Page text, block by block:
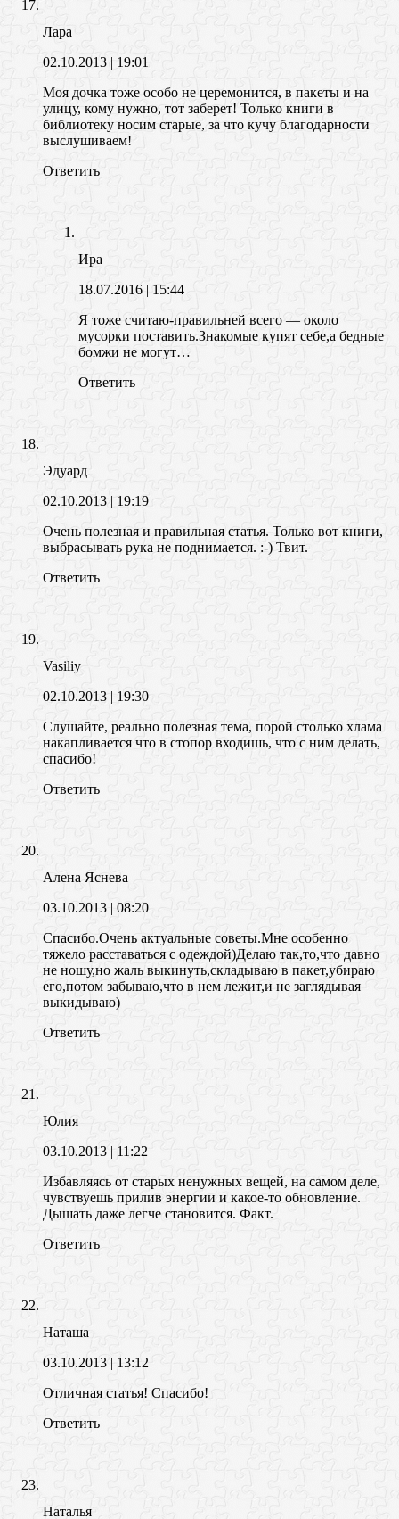
Лара
02.10.2013 | 19:01
Моя дочка тоже особо не церемонится, в пакеты и на
улицу, кому нужно, тот заберет! Только книги в
библиотеку носим старые, за что кучу благодарности
выслушиваем!
Ответить
Ира
18.07.2016 | 15:44
Я тоже считаю-правильней всего — около
мусорки поставить.Знакомые купят себе,а бедные
бомжи не могут…
Ответить
Эдуард
02.10.2013 | 19:19
Очень полезная и правильная статья. Только вот книги,
выбрасывать рука не поднимается. :-) Твит.
Ответить
Vasiliy
02.10.2013 | 19:30
Слушайте, реально полезная тема, порой столько хлама
накапливается что в стопор входишь, что с ним делать,
спасибо!
Ответить
Алена Яснева
03.10.2013 | 08:20
Спасибо.Очень актуальные советы.Мне особенно
тяжело расставаться с одеждой)Делаю так,то,что давно
не ношу,но жаль выкинуть,складываю в пакет,убираю
его,потом забываю,что в нем лежит,и не заглядывая
выкидываю)
Ответить
Юлия
03.10.2013 | 11:22
Избавляясь от старых ненужных вещей, на самом деле,
чувствуешь прилив энергии и какое-то обновление.
Дышать даже легче становится. Факт.
Ответить
Наташа
03.10.2013 | 13:12
Отличная статья! Спасибо!
Ответить
Наталья